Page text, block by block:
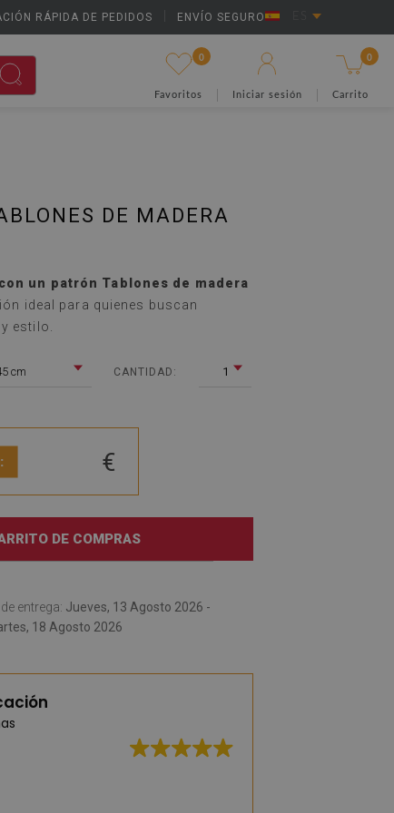
RÁPIDA DE PEDIDOS ENVÍO SEGURO
0
Favoritos Iniciar sesión
0
Carrito
DE MADERA
un patrón Tablones de madera
ideal para quienes buscan
estilo.
cm CANTIDAD: 1
€
DE COMPRAS
entrega: Jueves, 13 Agosto 2026 -
18 Agosto 2026